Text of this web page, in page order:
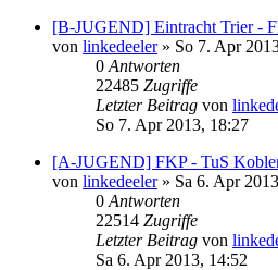
[B-JUGEND] Eintracht Trier -
von linkedeeler» So 7. Apr
0 Antworten
22485 Zugriffe
Letzter Beitrag von
So 7. Apr 2013, 18:27
[A-JUGEND] FKP - TuS
von linkedeeler» Sa 6. Apr
0 Antworten
22514 Zugriffe
Letzter Beitrag von
Sa 6. Apr 2013, 14:52